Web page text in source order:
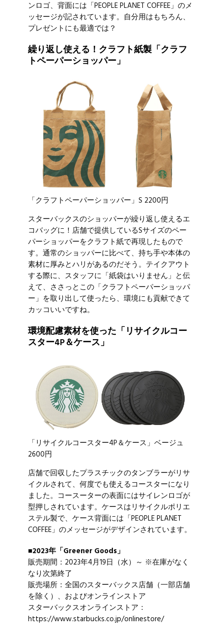
ンロゴ、背面には「PEOPLE PLANET COFFEE」のメ
ッセージが記されています。自分用はもちろん、
プレゼントにも最適では？
繰り返し使える！クラフト紙製「クラフ
トペーパーショッパー」
「クラフトペーパーショッパー」S 2200円
スターバックスのショッパーが繰り返し使えるエ
コバッグに！店舗で提供しているSサイズのペー
パーショッパーをクラフト紙で再現したもので
す。通常のショッパーに比べて、持ち手や本体の
素材に厚みとハリがあるのだそう。テイクアウト
する際に、スタッフに「紙袋はいりません」と伝
えて、ささっとこの「クラフトペーパーショッパ
ー」を取り出して使ったら、環境にも貢献できて
カッコいいですね。
環境配慮素材を使った「リサイクルコー
スター4P＆ケース」
「リサイクルコースター4P＆ケース」ベージュ
2600円
店舗で回収したプラスチックのタンブラーがリサ
イクルされて、何度でも使えるコースターになり
ました。コースーターの表面にはサイレンロゴが
型押しされています。ケースはリサイクルポリエ
ステル製で、ケース背面には「PEOPLE PLANET
COFFEE」のメッセージがデザインされています。
■2023年「Greener Goods」
販売期間：2023年4月19日（水）～ ※在庫がなく
なり次第終了
販売場所：全国のスターバックス店舗（一部店舗
を除く）、およびオンラインストア
スターバックスオンラインストア：
https://www.starbucks.co.jp/onlinestore/